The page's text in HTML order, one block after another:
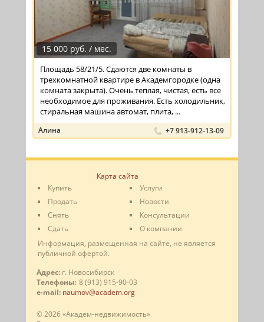
15 000 руб. / мес.
Площадь 58/21/5. Сдаются две комнаты в
трехкомнатной квартире в Академгородке (одна
комната закрыта). Очень теплая, чистая, есть все
необходимое для проживания. Есть холодильник,
стиральная машина автомат, плита, ...
Алина +7 913-912-13-09
Карта сайта
Купить
Продать
Снять
Сдать
Услуги
Новости
Консультации
О компании
Информация, размещенная на сайте, не является
публичной офертой.
Адрес: г. Новосибирск
Телефоны: 8 (913) 915-90-03
e-mail: naumov@academ.org
© 2026 «Академ-недвижимость»